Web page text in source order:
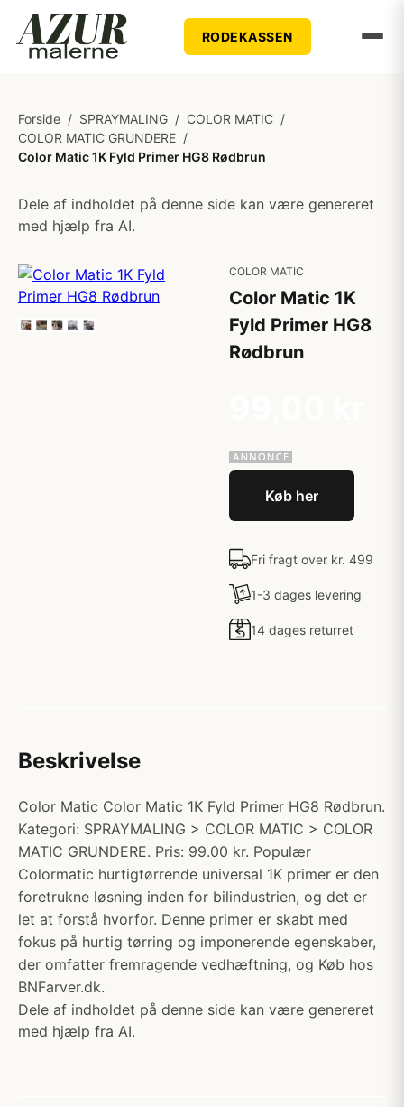
RODEKASSEN
Forside / SPRAYMALING / COLOR MATIC /
COLOR MATIC GRUNDERE /
Color Matic 1K Fyld Primer HG8 Rødbrun
Dele af indholdet på denne side kan være genereret
med hjælp fra AI.
COLOR MATIC
Color Matic 1K
Fyld Primer HG8
Rødbrun
Køb her
Fri fragt over kr. 499
1-3 dages levering
14 dages returret
Beskrivelse
Color Matic Color Matic 1K Fyld Primer HG8 Rødbrun.
Kategori: SPRAYMALING > COLOR MATIC > COLOR
MATIC GRUNDERE. Pris: 99.00 kr. Populær
Colormatic hurtigtørrende universal 1K primer er den
foretrukne løsning inden for bilindustrien, og det er
let at forstå hvorfor. Denne primer er skabt med
fokus på hurtig tørring og imponerende egenskaber,
der omfatter fremragende vedhæftning, og Køb hos
BNFarver.dk.
Dele af indholdet på denne side kan være genereret
med hjælp fra AI.